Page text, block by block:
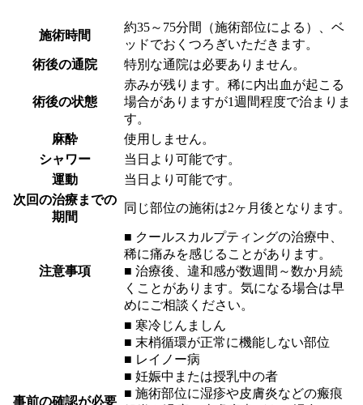
施術時間
約35～75分間（施術部位による）、ベ
ッドでおくつろぎいただきます。
術後の通院
特別な通院は必要ありません。
術後の状態
赤みが残ります。稀に内出血が起こる
場合がありますが1週間程度で治まりま
す。
麻酔
使用しません。
シャワー
当日より可能です。
運動
当日より可能です。
次回の治療までの
期間
同じ部位の施術は2ヶ月後となります。
注意事項
■ クールスカルプティングの治療中、
稀に痛みを感じることがあります。
■ 治療後、違和感が数週間～数か月続
くことがあります。気になる場合は早
めにご相談ください。
事前の確認が必要
■ 寒冷じんましん
■ 末梢循環が正常に機能しない部位
■ レイノー病
■ 妊娠中または授乳中の者
■ 施術部位に湿疹や皮膚炎などの瘢痕